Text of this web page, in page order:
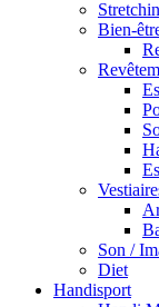
Bien-
Son /
Diet
Handisport